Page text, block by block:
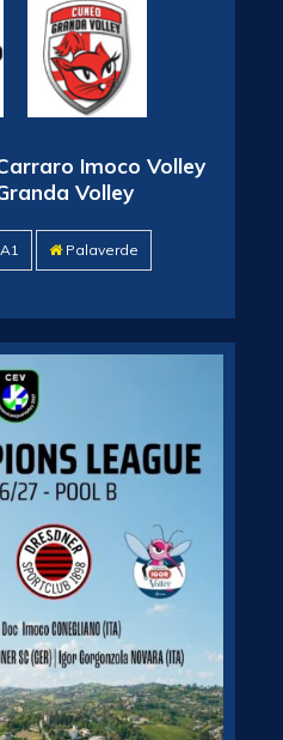
Imoco Volley
Volley
Palaverde